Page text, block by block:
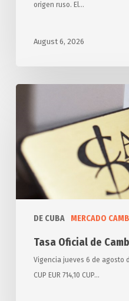
origen ruso. El…
August 6, 2026
DE CUBA MERCADO
Cambio
de
Monedas
Tasa Oficial de
Vigencia jueves 6 de agosto
CUP EUR 714,10 CUP…